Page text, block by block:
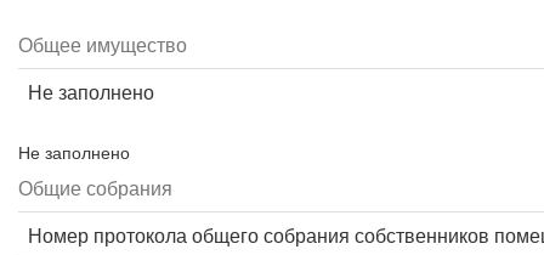
Общее имущество
Не заполнено
Не заполнено
Общие собрания
Номер протокола общего собрания собственников